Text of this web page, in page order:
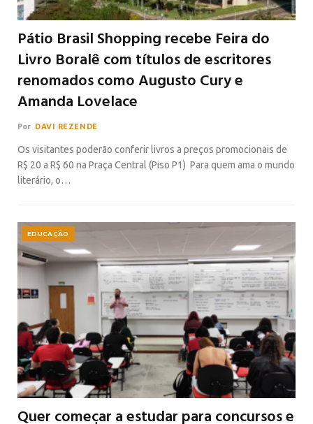
Pátio Brasil Shopping recebe Feira do
Livro Boralê com títulos de escritores
renomados como Augusto Cury e
Amanda Lovelace
Por DAVI REZENDE
Os visitantes poderão conferir livros a preços promocionais de
R$ 20 a R$ 60 na Praça Central (Piso P1) Para quem ama o mundo
literário, o…
EDUCAÇÃO
Quer começar a estudar para concursos e